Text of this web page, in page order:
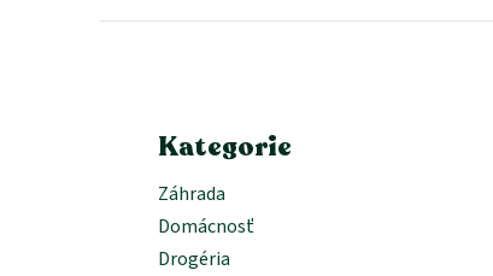
Kategorie
Záhrada
Domácnosť
Drogéria